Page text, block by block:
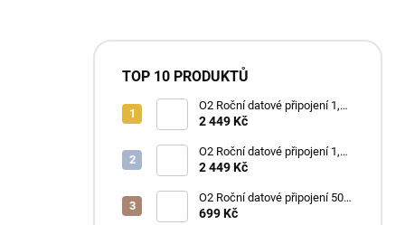
TOP 10 PRODUKTŮ
O2 Roční datové připojení 1,2
TB
2 449 Kč
O2 Roční datové připojení 1,2
TB
2 449 Kč
O2 Roční datové připojení 50
GB
699 Kč